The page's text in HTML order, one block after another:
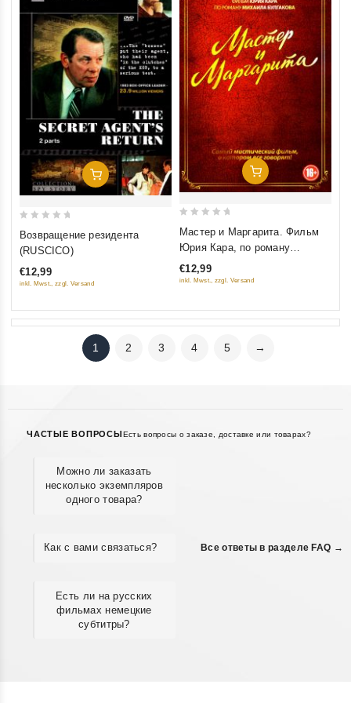
Добавить В Корзину
5
Возвращение резидента
(RUSCICO)
€12,99
inkl. Mwst., zzgl. Versand
Добавить В Корзину
5
Мастер и Маргарита. Фильм
Юрия Кара, по роману
Михаила Булгакова
€12,99
inkl. Mwst., zzgl. Versand
1 2 3 4 5 →
ЧАСТЫЕ ВОПРОСЫЕсть вопросы о заказе, доставке или товарах?
Можно ли заказать
несколько экземпляров
одного товара?
Как с вами связаться?
Есть ли на русских
фильмах немецкие
субтитры?
Все ответы в разделе FAQ →